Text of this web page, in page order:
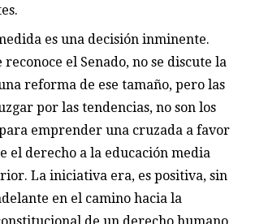
es una decisión inminente.
reconoce el Senado, no se discute la
reforma de ese tamaño, pero las
por las tendencias, no son los
emprender una cruzada a favor
el derecho a la educación media
La iniciativa era, es positiva, sin
en el camino hacia la